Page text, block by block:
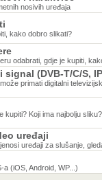
nosivih uređaja
kako dobro slikati?
odabrati, gdje je kupiti,
(DVB-T/C/S,
primati digitalni
kupiti? Koji ima najbolju
uređaji
uređaji za slušanje,
a (iOS, Android, WP...)